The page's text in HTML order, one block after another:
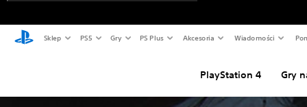
Sklep PS5 Gry PS Plus Akcesoria Wiadomości
PlayStation 4 Gry